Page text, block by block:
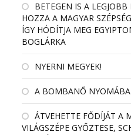
BETEGEN IS A LEGJOBB
HOZZA A MAGYAR
ÍGY HÓDÍTJA MEG
BOGLÁRKA
NYERNI MEGYEK!
A BOMBANŐ
ÁTVEHETTE FŐDÍJÁT A
VILÁGSZÉPE GYŐZTESE,